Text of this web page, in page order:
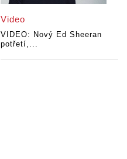
Video
VIDEO: Nový Ed Sheeran
potřetí,...